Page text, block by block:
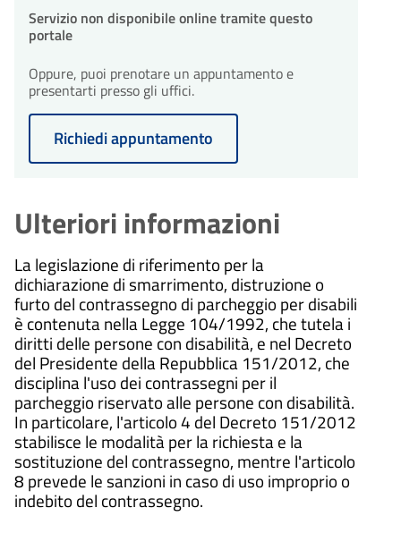
Servizio non disponibile online tramite questo
portale
Oppure, puoi prenotare un appuntamento e
presentarti presso gli uffici.
Richiedi appuntamento
Ulteriori informazioni
La legislazione di riferimento per la
dichiarazione di smarrimento, distruzione o
furto del contrassegno di parcheggio per disabili
è contenuta nella Legge 104/1992, che tutela i
diritti delle persone con disabilità, e nel Decreto
del Presidente della Repubblica 151/2012, che
disciplina l'uso dei contrassegni per il
parcheggio riservato alle persone con disabilità.
In particolare, l'articolo 4 del Decreto 151/2012
stabilisce le modalità per la richiesta e la
sostituzione del contrassegno, mentre l'articolo
8 prevede le sanzioni in caso di uso improprio o
indebito del contrassegno.